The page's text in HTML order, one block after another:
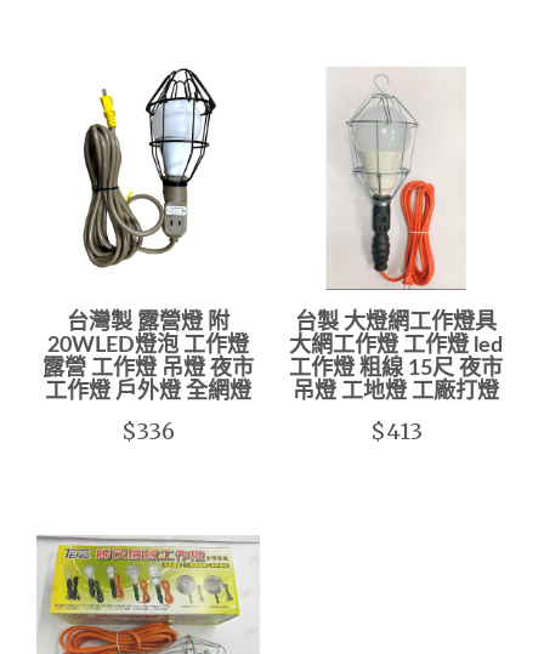
台灣製 露營燈 附
20WLED燈泡 工作燈
露營 工作燈 吊燈 夜市
工作燈 戶外燈 全網燈
$336
台製 大燈網工作燈具
大網工作燈 工作燈 led
工作燈 粗線 15尺 夜市
吊燈 工地燈 工廠打燈
$413